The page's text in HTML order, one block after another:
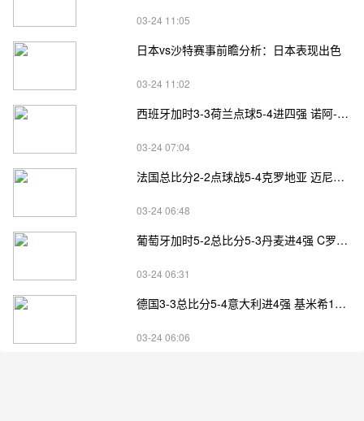
03-24 11:05
日本vs沙特赛事前瞻分析：日本表现出色
03-24 11:02
西班牙加时3-3荷兰点球5-4进四强 诺阿-朗&马伦失点
03-24 07:04
法国总比分2-2点球战5-4克罗地亚 迈尼昂两扑点
03-24 06:48
葡萄牙加时5-2总比分5-3丹麦进4强 C罗失点+补射破门
03-24 06:31
德国3-3总比分5-4意大利进4强 基米希1射2传小基恩双响
03-24 06:06